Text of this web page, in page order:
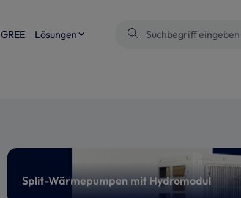
GREE Lösungen
Split-Wärmepumpen mit Hydromodul